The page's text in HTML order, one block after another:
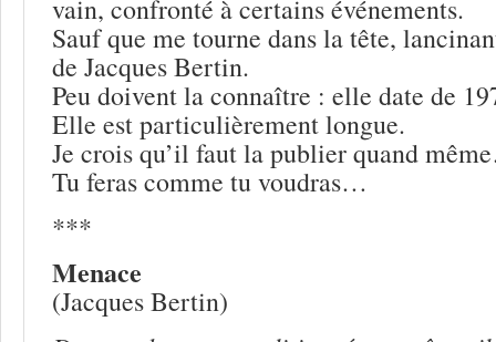
vain, confronté à certains événements.
Sauf que me tourne dans la tête,
de Jacques Bertin.
Peu doivent la connaître : elle date de
Elle est particulièrement longue.
Je crois qu’il faut la publier quand
Tu feras comme tu voudras…
***
Menace
(Jacques Bertin)